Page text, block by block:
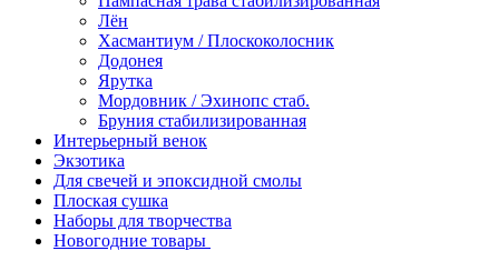
Лён
Хасмантиум / Плоскоколосник
Додонея
Ярутка
Мордовник / Эхинопс стаб.
Бруния стабилизированная
Интерьерный венок
Экзотика
Для свечей и эпоксидной смолы
Плоская сушка
Наборы для творчества
Новогодние товары